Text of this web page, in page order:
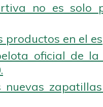
no es solo
en el
oficial de
nuevas